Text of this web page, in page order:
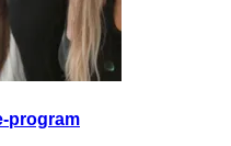
program